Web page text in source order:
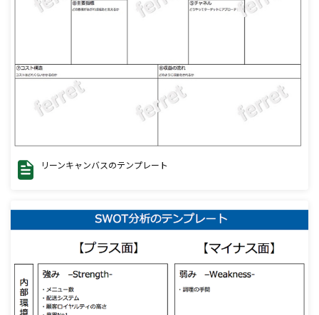
リーンキャンバスのテンプレート